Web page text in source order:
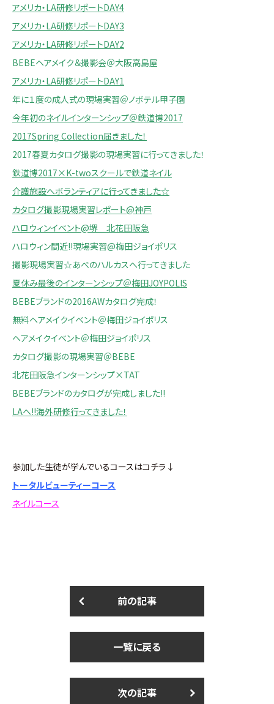
アメリカ・LA研修リポートDAY4
アメリカ・LA研修リポートDAY3
アメリカ・LA研修リポートDAY2
BEBEヘアメイク＆撮影会＠大阪高島屋
アメリカ・LA研修リポートDAY1
年に１度の成人式の現場実習＠ノボテル甲子園
今年初のネイルインターンシップ＠鉄道博2017
2017Spring Collection届きました！
2017春夏カタログ撮影の現場実習に行ってきました！
鉄道博2017×K-twoスクールで鉄道ネイル
介護施設へボランティアに行ってきました☆
カタログ撮影現場実習レポート@神戸
ハロウィンイベント@堺 北花田阪急
ハロウィン間近!!現場実習@梅田ジョイポリス
撮影現場実習☆あべのハルカスへ行ってきました
夏休み最後のインターンシップ＠梅田JOYPOLIS
BEBEブランドの2016AWカタログ完成！
無料ヘアメイクイベント＠梅田ジョイポリス
ヘアメイクイベント＠梅田ジョイポリス
カタログ撮影の現場実習＠BEBE
北花田阪急インターンシップ×TAT
BEBEブランドのカタログが完成しました!!
LAへ!!海外研修行ってきました！
参加した生徒が学んでいるコースはコチラ↓
トータルビューティーコース
ネイルコース
前の記事
一覧に戻る
次の記事